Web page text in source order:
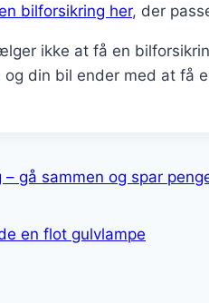
bilforsikring her, der
ikke at få en
din bil ender med at få
– gå sammen og spar
en flot gulvlampe